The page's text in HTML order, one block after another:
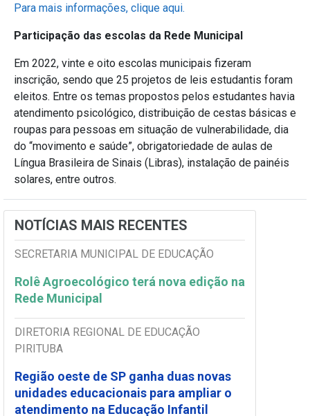
Para mais informações, clique aqui.
Participação das escolas da Rede Municipal
Em 2022, vinte e oito escolas municipais fizeram
inscrição, sendo que 25 projetos de leis estudantis foram
eleitos. Entre os temas propostos pelos estudantes havia
atendimento psicológico, distribuição de cestas básicas e
roupas para pessoas em situação de vulnerabilidade, dia
do “movimento e saúde”, obrigatoriedade de aulas de
Língua Brasileira de Sinais (Libras), instalação de painéis
solares, entre outros.
NOTÍCIAS MAIS RECENTES
SECRETARIA MUNICIPAL DE EDUCAÇÃO
Rolê Agroecológico terá nova edição na
Rede Municipal
DIRETORIA REGIONAL DE EDUCAÇÃO
PIRITUBA
Região oeste de SP ganha duas novas
unidades educacionais para ampliar o
atendimento na Educação Infantil